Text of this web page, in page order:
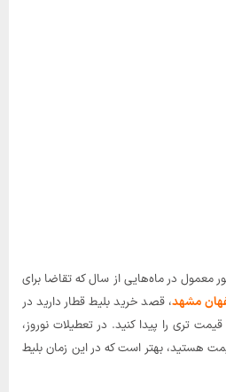
معمول در ماه‌هایی از سال که تقاضا برای
مشهد، قصد خرید بلیط قطار دارید در
تری را پیدا کنید. در تعطیلات نوروز،
هستید، بهتر است که در این زمان بلیط